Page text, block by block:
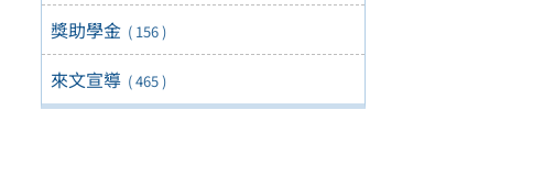
獎助學金 ( 156 )
來文宣導 ( 465 )